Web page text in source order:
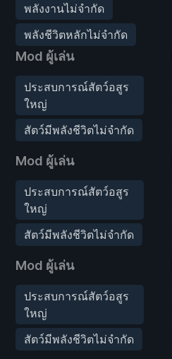
พลังงานไม่จำกัด
พลังชีวิตหลักไม่จำกัด
Mod ผู้เล่น
ประสบการณ์สัตว์อสูร
ใหญ่
สัตว์มีพลังชีวิตไม่จำกัด
Mod ผู้เล่น
ประสบการณ์สัตว์อสูร
ใหญ่
สัตว์มีพลังชีวิตไม่จำกัด
Mod ผู้เล่น
ประสบการณ์สัตว์อสูร
ใหญ่
สัตว์มีพลังชีวิตไม่จำกัด